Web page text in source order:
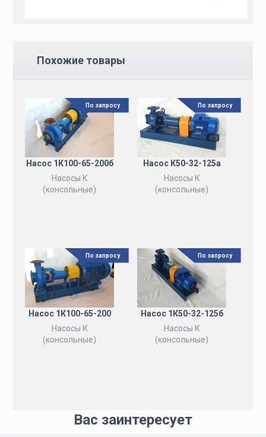
Похожие товары
Насос 1К100-65-200б
Насосы К
(консольные)
По запросу
Насос К50-32-125а
Насосы К
(консольные)
По запросу
Насос 1К100-65-200
Насосы К
(консольные)
По запросу
Насос 1К50-32-125б
Насосы К
(консольные)
По запросу
Вас заинтересует